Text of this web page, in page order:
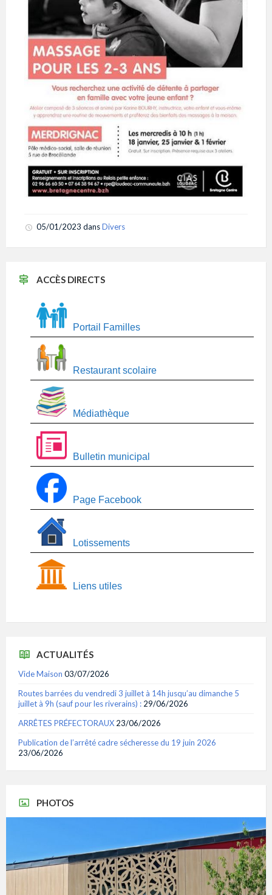
05/01/2023 dansDivers
ACCÈS DIRECTS
Portail Familles
Restaurant scolaire
Médiathèque
Bulletin municipal
Page Facebook
Lotissements
Liens utiles
ACTUALITÉS
Vide Maison 03/07/2026
Routes barrées du vendredi 3 juillet à 14h jusqu’au dimanche 5
juillet à 9h (sauf pour les riverains) : 29/06/2026
ARRÊTES PRÉFECTORAUX 23/06/2026
Publication de l’arrêté cadre sécheresse du 19 juin 2026
23/06/2026
PHOTOS